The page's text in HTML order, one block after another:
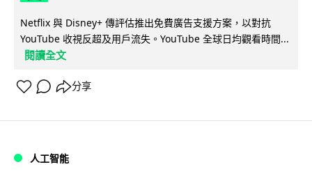
Netflix 與 Disney+ 傳評估推出免費廣告支援方案，以對抗
YouTube 收視反超及用戶流失。YouTube 全球日均觀看時間...
閱讀全文
分享
人工智能